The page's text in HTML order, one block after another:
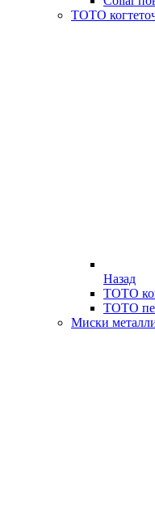
ТОТО
Назад
ТОТО
ТОТО
Миски